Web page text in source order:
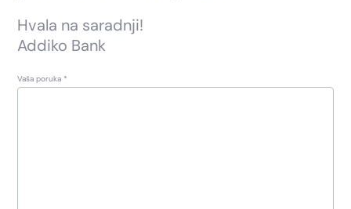
Hvala na saradnji!
Addiko Bank
Vaša poruka *